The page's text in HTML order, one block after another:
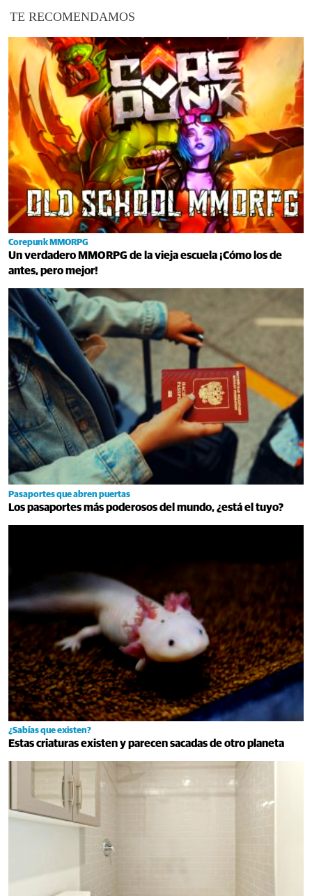
TE RECOMENDAMOS
Corepunk MMORPG
Un verdadero MMORPG de la vieja escuela ¡Cómo los de
antes, pero mejor!
Pasaportes que abren puertas
Los pasaportes más poderosos del mundo, ¿está el tuyo?
¿Sabías que existen?
Estas criaturas existen y parecen sacadas de otro planeta